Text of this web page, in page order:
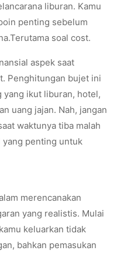
liburan. Kamu
penting sebelum
soal cost.
aspek saat
Penghitungan bujet ini
yang ikut liburan, hotel,
uang jajan. Nah, jangan
waktunya tiba malah
yang penting untuk
merencanakan
yang realistis. Mulai
keluarkan tidak
bahkan pemasukan